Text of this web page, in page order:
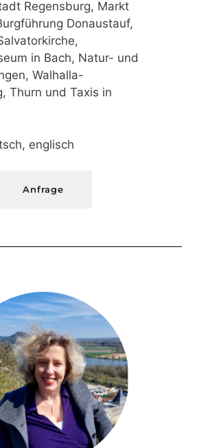
Regensburg, Markt
Donaustauf,
in Bach, Natur- und
Walhalla-
Thurn und Taxis in
englisch
Anfrage